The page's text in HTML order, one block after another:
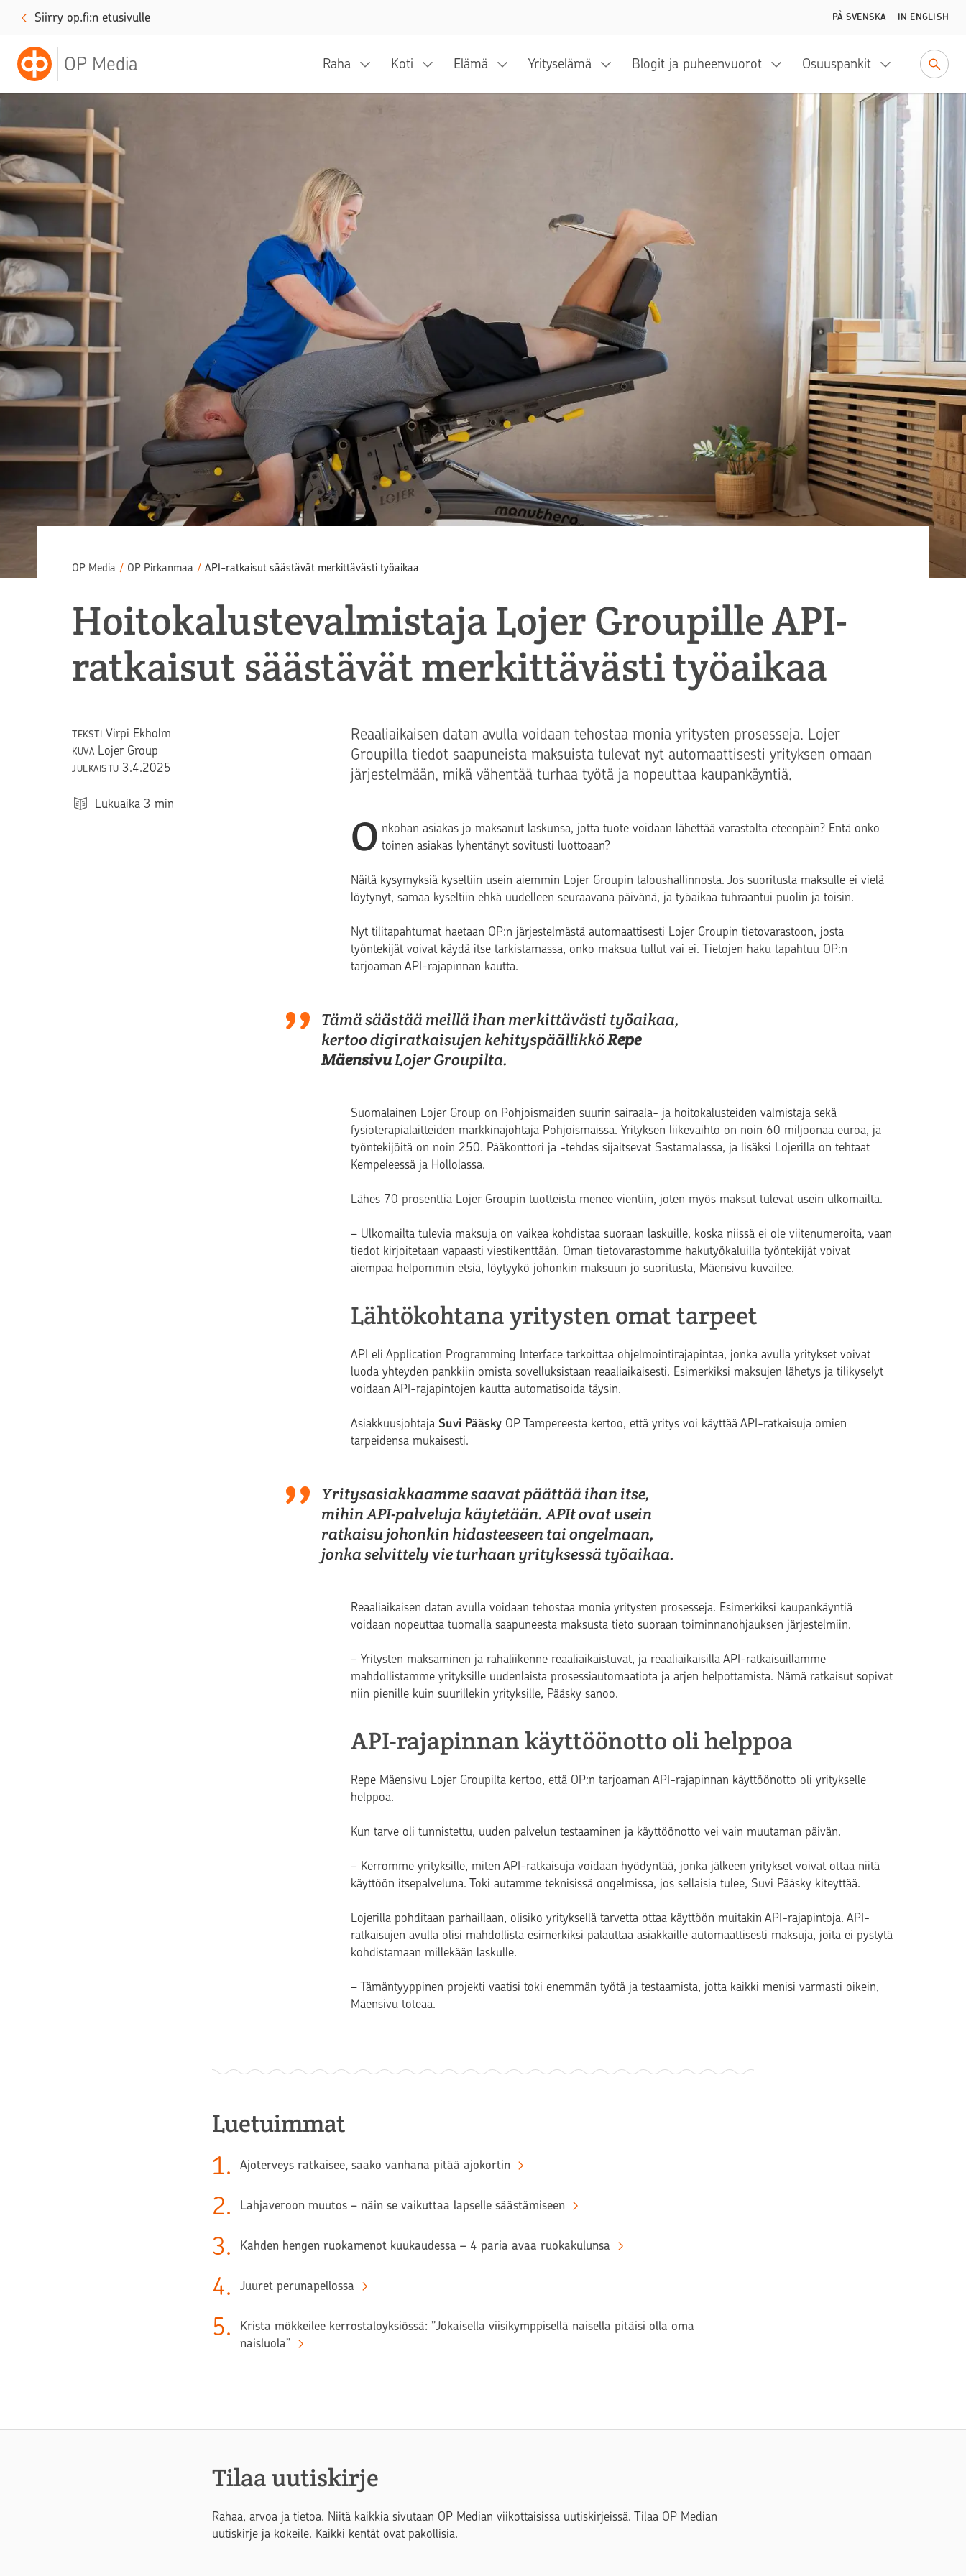
Siirry op.fi:n etusivulle PÅ SVENSKA IN ENGLISH
OP Media Raha Koti Elämä Yrityselämä Blogit ja puheenvuorot Osuuspankit
OP Media / OP Pirkanmaa / API-ratkaisut säästävät merkittävästi työaikaa
Hoitokalustevalmistaja Lojer Groupille API-
ratkaisut säästävät merkittävästi työaikaa
TEKSTI Virpi Ekholm
KUVA Lojer Group
JULKAISTU 3.4.2025
Lukuaika 3 min
Reaaliaikaisen datan avulla voidaan tehostaa monia yritysten prosesseja. Lojer
Groupilla tiedot saapuneista maksuista tulevat nyt automaattisesti yrityksen omaan
järjestelmään, mikä vähentää turhaa työtä ja nopeuttaa kaupankäyntiä.
O nkohan asiakas jo maksanut laskunsa, jotta tuote voidaan lähettää varastolta eteenpäin? Entä onko
toinen asiakas lyhentänyt sovitusti luottoaan?
Näitä kysymyksiä kyseltiin usein aiemmin Lojer Groupin taloushallinnosta. Jos suoritusta maksulle ei vielä
löytynyt, samaa kyseltiin ehkä uudelleen seuraavana päivänä, ja työaikaa tuhraantui puolin ja toisin.
Nyt tilitapahtumat haetaan OP:n järjestelmästä automaattisesti Lojer Groupin tietovarastoon, josta
työntekijät voivat käydä itse tarkistamassa, onko maksua tullut vai ei. Tietojen haku tapahtuu OP:n
tarjoaman API-rajapinnan kautta.
Tämä säästää meillä ihan merkittävästi työaikaa,
kertoo digiratkaisujen kehityspäällikköRepe
MäensivuLojer Groupilta.
Suomalainen Lojer Group on Pohjoismaiden suurin sairaala- ja hoitokalusteiden valmistaja sekä
fysioterapialaitteiden markkinajohtaja Pohjoismaissa. Yrityksen liikevaihto on noin 60 miljoonaa euroa, ja
työntekijöitä on noin 250. Pääkonttori ja -tehdas sijaitsevat Sastamalassa, ja lisäksi Lojerilla on tehtaat
Kempeleessä ja Hollolassa.
Lähes 70 prosenttia Lojer Groupin tuotteista menee vientiin, joten myös maksut tulevat usein ulkomailta.
– Ulkomailta tulevia maksuja on vaikea kohdistaa suoraan laskuille, koska niissä ei ole viitenumeroita, vaan
tiedot kirjoitetaan vapaasti viestikenttään. Oman tietovarastomme hakutyökaluilla työntekijät voivat
aiempaa helpommin etsiä, löytyykö johonkin maksuun jo suoritusta, Mäensivu kuvailee.
Lähtökohtana yritysten omat tarpeet
API eli Application Programming Interface tarkoittaa ohjelmointirajapintaa, jonka avulla yritykset voivat
luoda yhteyden pankkiin omista sovelluksistaan reaaliaikaisesti. Esimerkiksi maksujen lähetys ja tilikyselyt
voidaan API-rajapintojen kautta automatisoida täysin.
AsiakkuusjohtajaSuvi Pääsky OP Tampereesta kertoo, että yritys voi käyttää API-ratkaisuja omien
tarpeidensa mukaisesti.
Yritysasiakkaamme saavat päättää ihan itse,
mihin API-palveluja käytetään. APIt ovat usein
ratkaisu johonkin hidasteeseen tai ongelmaan,
jonka selvittely vie turhaan yrityksessä työaikaa.
Reaaliaikaisen datan avulla voidaan tehostaa monia yritysten prosesseja. Esimerkiksi kaupankäyntiä
voidaan nopeuttaa tuomalla saapuneesta maksusta tieto suoraan toiminnanohjauksen järjestelmiin.
– Yritysten maksaminen ja rahaliikenne reaaliaikaistuvat, ja reaaliaikaisilla API-ratkaisuillamme
mahdollistamme yrityksille uudenlaista prosessiautomaatiota ja arjen helpottamista. Nämä ratkaisut sopivat
niin pienille kuin suurillekin yrityksille, Pääsky sanoo.
API-rajapinnan käyttöönotto oli helppoa
Repe Mäensivu Lojer Groupilta kertoo, että OP:n tarjoaman API-rajapinnan käyttöönotto oli yritykselle
helppoa.
Kun tarve oli tunnistettu, uuden palvelun testaaminen ja käyttöönotto vei vain muutaman päivän.
– Kerromme yrityksille, miten API-ratkaisuja voidaan hyödyntää, jonka jälkeen yritykset voivat ottaa niitä
käyttöön itsepalveluna. Toki autamme teknisissä ongelmissa, jos sellaisia tulee, Suvi Pääsky kiteyttää.
Lojerilla pohditaan parhaillaan, olisiko yrityksellä tarvetta ottaa käyttöön muitakin API-rajapintoja. API-
ratkaisujen avulla olisi mahdollista esimerkiksi palauttaa asiakkaille automaattisesti maksuja, joita ei pystytä
kohdistamaan millekään laskulle.
– Tämäntyyppinen projekti vaatisi toki enemmän työtä ja testaamista, jotta kaikki menisi varmasti oikein,
Mäensivu toteaa.
Luetuimmat
1. Ajoterveys ratkaisee, saako vanhana pitää ajokortin
2. Lahjaveroon muutos – näin se vaikuttaa lapselle säästämiseen
3. Kahden hengen ruokamenot kuukaudessa – 4 paria avaa ruokakulunsa
4. Juuret perunapellossa
5.
Krista mökkeilee kerrostaloyksiössä: ”Jokaisella viisikymppisellä naisella pitäisi olla oma
naisluola”
Tilaa uutiskirje
Rahaa, arvoa ja tietoa. Niitä kaikkia sivutaan OP Median viikottaisissa uutiskirjeissä. Tilaa OP Median
uutiskirje ja kokeile. Kaikki kentät ovat pakollisia.